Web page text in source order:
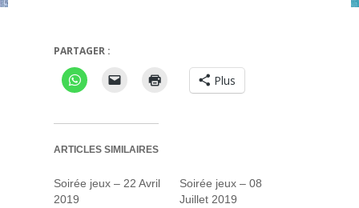
Rocket man
PARTAGER :
Plus
ARTICLES SIMILAIRES
Soirée jeux – 22 Avril
2019
Soirée jeux – 08
Juillet 2019